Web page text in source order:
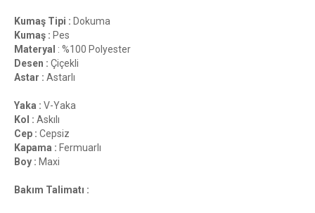
Kumaş Tipi : Dokuma
Kumaş : Pes
Materyal : %100 Polyester
Desen : Çiçekli
Astar : Astarlı
Yaka : V-Yaka
Kol : Askılı
Cep : Cepsiz
Kapama : Fermuarlı
Boy : Maxi
Bakım Talimatı :